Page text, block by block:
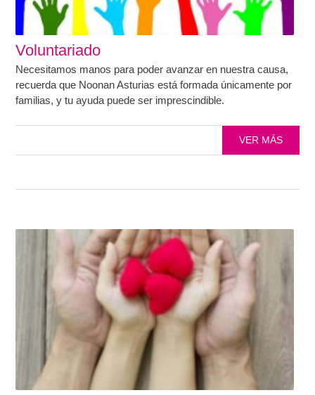
Voluntariado
Necesitamos manos para poder avanzar en nuestra causa,
recuerda que Noonan Asturias está formada únicamente por
familias, y tu ayuda puede ser imprescindible.
VER MÁS